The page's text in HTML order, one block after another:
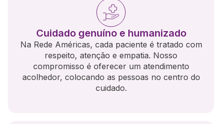
Cuidado genuíno e humanizado
Na Rede Américas, cada paciente é tratado com
respeito, atenção e empatia. Nosso
compromisso é oferecer um atendimento
acolhedor, colocando as pessoas no centro do
cuidado.